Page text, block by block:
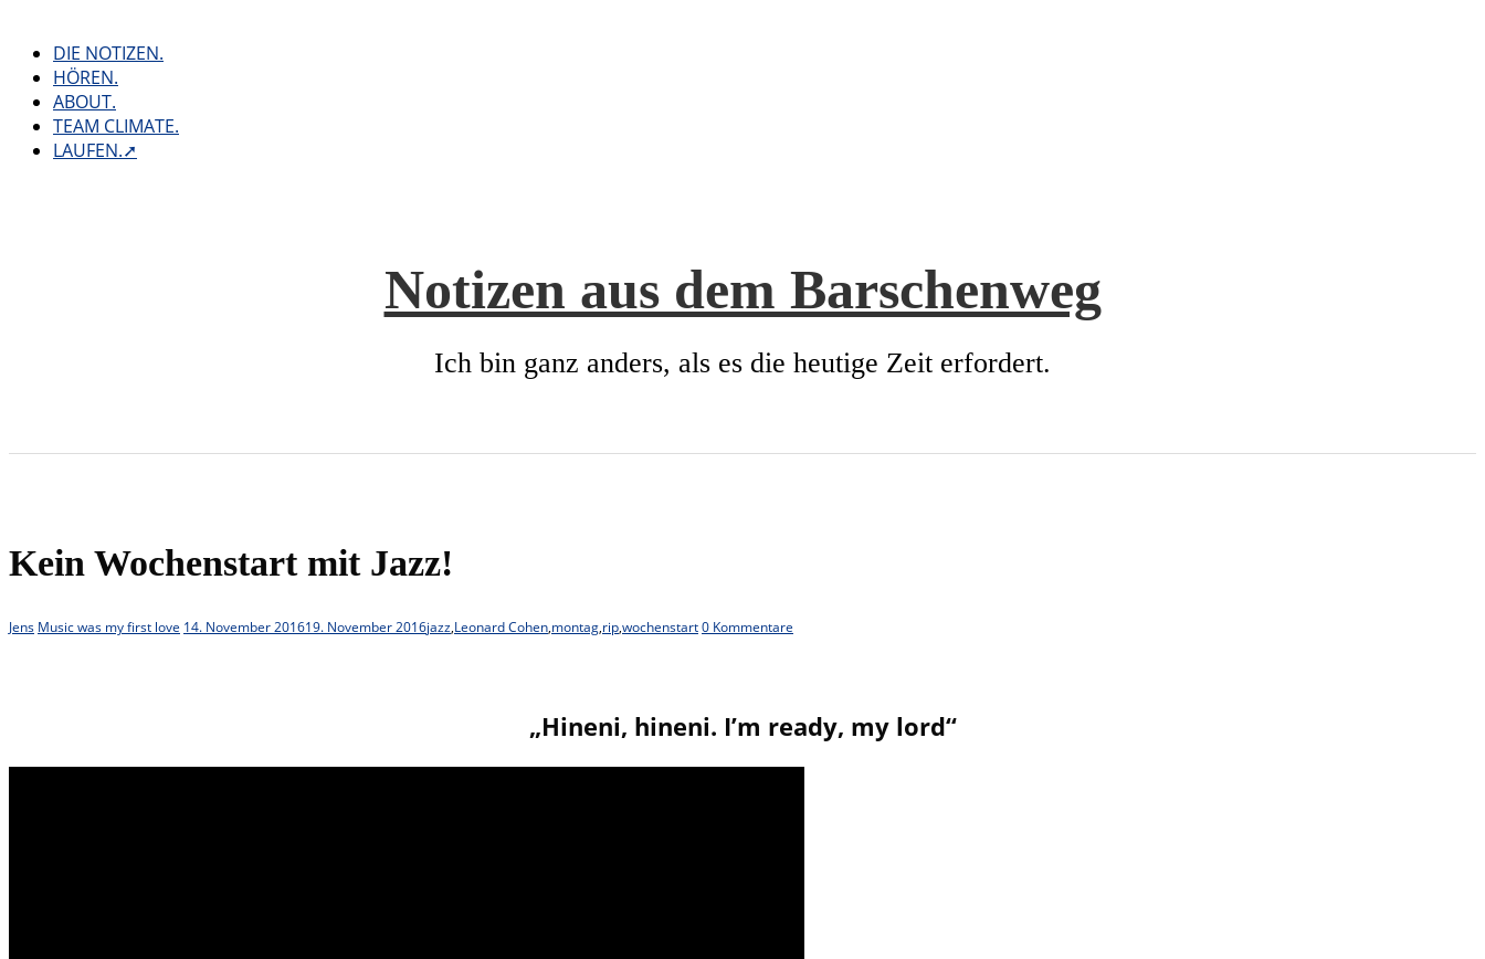
contentDIE NOTIZEN.
HÖREN.
ABOUT.
TEAM CLIMATE.
LAUFEN.➚
Notizen aus dem Barschenweg
Ich bin ganz anders, als es die heutige Zeit erfordert.
Kein Wochenstart mit Jazz!
Jens Music was my first love 14. November 201619. November 2016jazz,Leonard Cohen,montag,rip,wochenstart0 Kommentare
„Hineni, hineni. I’m ready, my lord“